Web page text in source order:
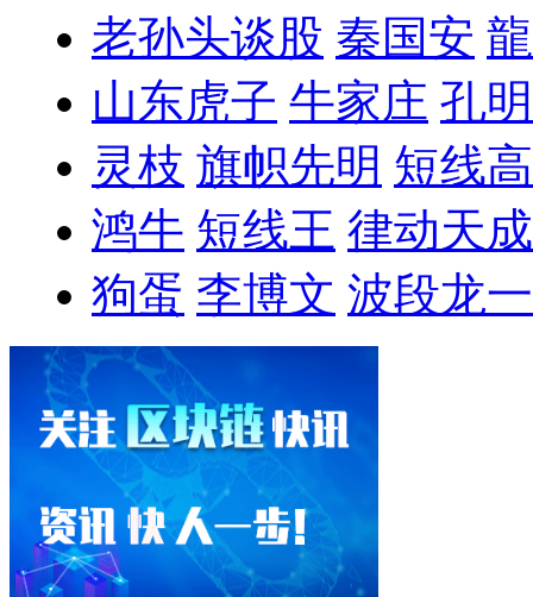
老孙头谈股 秦国安
山东虎子 牛家庄 孔
灵枝 旗帜先明 短线
鸿牛 短线王 律动天成
狗蛋 李博文 波段龙一